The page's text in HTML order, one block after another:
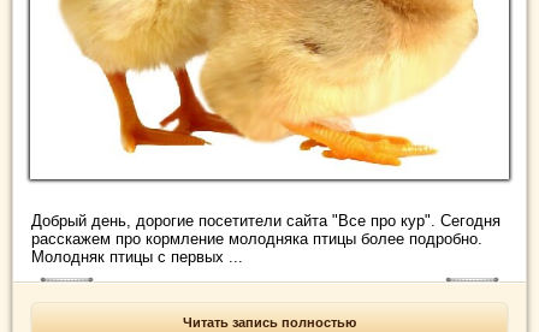
Добрый день, дорогие посетители сайта "Все про кур". Сегодня
расскажем про кормление молодняка птицы более подробно.
Молодняк птицы с первых ...
Читать запись полностью